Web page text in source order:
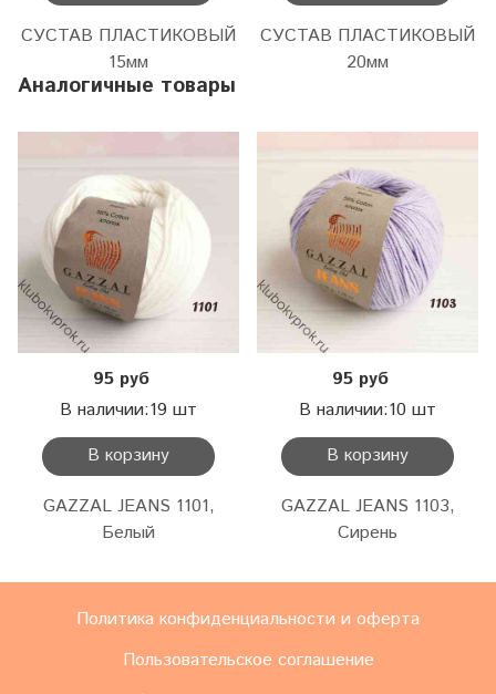
СУСТАВ ПЛАСТИКОВЫЙ
15мм
СУСТАВ ПЛАСТИКОВЫЙ
20мм
Аналогичные товары
95 руб
В наличии:19 шт
В корзину
GAZZAL JEANS 1101,
Белый
95 руб
В наличии:10 шт
В корзину
GAZZAL JEANS 1103,
Сирень
Политика конфиденциальности и оферта
Пользовательское соглашение